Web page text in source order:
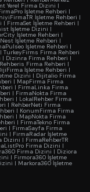
Yerel Firma Dizini |
İşletme Rehberi |
İşletme Rehberi |
|FirmaSet İşletme Rehberi |
İşletme Dizini |
İşletme Rehberi |
İşletme Rehberi |
İşletme Rehberi |
| TurkeyFirms Firma Rehberi
| Dizinra Firma Rehberi |
Rehberis Firma Rehberi |
İşletme Rehberi |
Dizini | Dijitalio Firma
| MapFirma Firma
| FirmaLinka Firma
| FirmaNokta Firma
| LokalRehber Firma
| RehberNeti Firma
| KonumFirma Firma
| MapNokta Firma
| FirmaTekno Firma
| FirmaSayfa Firma
| FirmaRadar İşletme
Dizini | FirmaRehberTR
Firma Dizini |
Firma Dizini | Diziora
| Firmora360 İşletme
| Markora360 İşletme